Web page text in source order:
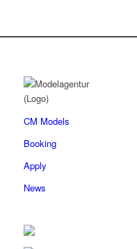
CM Models
Booking
Apply
News